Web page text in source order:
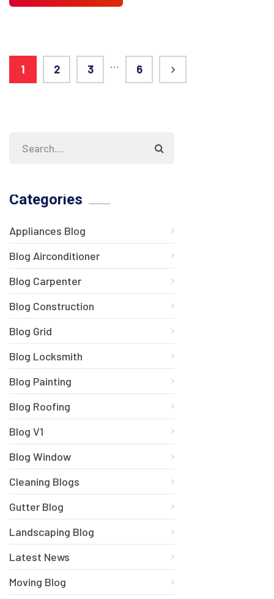
1 2 3 … 6
Categories
Appliances Blog
Blog Airconditioner
Blog Carpenter
Blog Construction
Blog Grid
Blog Locksmith
Blog Painting
Blog Roofing
Blog V1
Blog Window
Cleaning Blogs
Gutter Blog
Landscaping Blog
Latest News
Moving Blog